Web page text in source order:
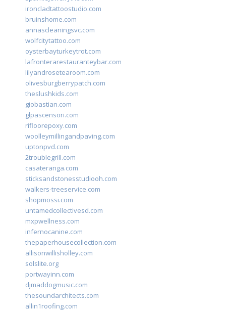
ironcladtattoostudio.com
bruinshome.com
annascleaningsvc.com
wolfcitytattoo.com
oysterbayturkeytrot.com
lafronterarestauranteybar.com
lilyandrosetearoom.com
olivesburgberrypatch.com
theslushkids.com
giobastian.com
glpascensori.com
rifloorepoxy.com
woolleymillingandpaving.com
uptonpvd.com
2troublegrill.com
casateranga.com
sticksandstonesstudiooh.com
walkers-treeservice.com
shopmossi.com
untamedcollectivesd.com
mxpwellness.com
infernocanine.com
thepaperhousecollection.com
allisonwillisholley.com
solslite.org
portwayinn.com
djmaddogmusic.com
thesoundarchitects.com
allin1roofing.com